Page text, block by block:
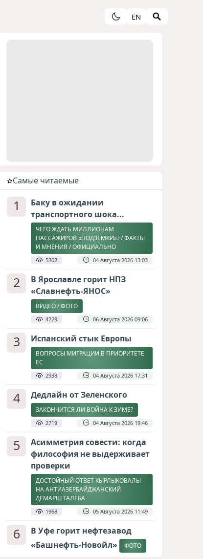
EN
Cамые читаемые
1
Баку в ожидании
транспортного шока...
ЧЕГО ЖДАТЬ МИЛЛИОНАМ
ПАССАЖИРОВ «ПОДЗЕМКИ»? / ФАКТЫ
И МНЕНИЯ / ОФИЦИАЛЬНО
5302 04 Августа 2026 13:03
2
В Ярославле горит НПЗ
«Славнефть-ЯНОС»
ВИДЕО / ФОТО
4229 06 Августа 2026 09:06
3 Испанский стык Европы
ВОПРОСЫ МИГРАЦИИ В ПРИОРИТЕТЕ
ЕС
2938 04 Августа 2026 17:31
4 Дедлайн от Зеленского
ЗАКОНЧИТСЯ ЛИ ВОЙНА К ЗИМЕ?
2719 04 Августа 2026 19:46
5
Асимметрия совести: когда
философия не выдерживает
проверки
ДОСТОЙНЫЙ ОТВЕТ КЫРЛЫКОВАЛЫ
НА АНТИАЗЕРБАЙДЖАНСКИЙ
ДЕМАРШ ТАЛЕБА
1968 05 Августа 2026 11:49
6
В Уфе горит нефтезавод
«Башнефть-Новойл»
ФОТО